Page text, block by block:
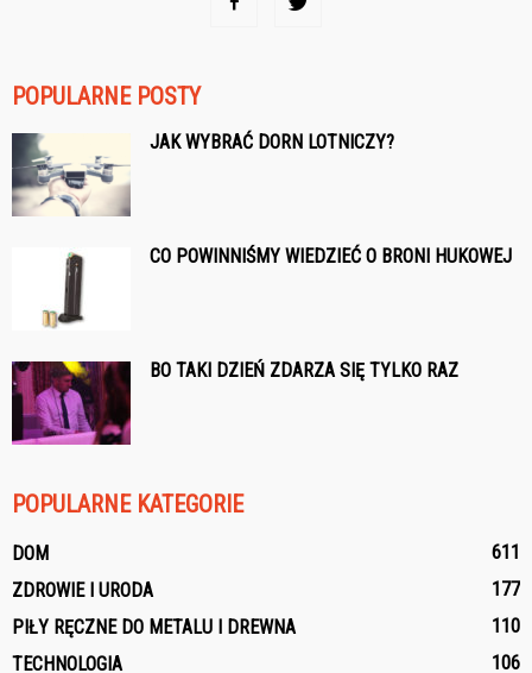
POPULARNE POSTY
JAK WYBRAĆ DORN LOTNICZY?
CO POWINNIŚMY WIEDZIEĆ O BRONI HUKOWEJ
BO TAKI DZIEŃ ZDARZA SIĘ TYLKO RAZ
POPULARNE KATEGORIE
DOM
611
ZDROWIE I URODA
177
PIŁY RĘCZNE DO METALU I DREWNA
110
TECHNOLOGIA
106